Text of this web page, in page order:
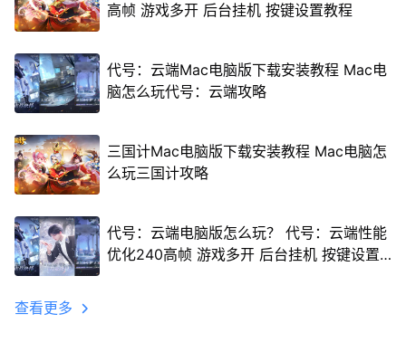
高帧 游戏多开 后台挂机 按键设置教程
代号：云端Mac电脑版下载安装教程 Mac电
脑怎么玩代号：云端攻略
三国计Mac电脑版下载安装教程 Mac电脑怎
么玩三国计攻略
代号：云端电脑版怎么玩？ 代号：云端性能
优化240高帧 游戏多开 后台挂机 按键设置
查看更多